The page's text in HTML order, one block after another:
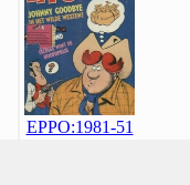
EPPO:1981-51